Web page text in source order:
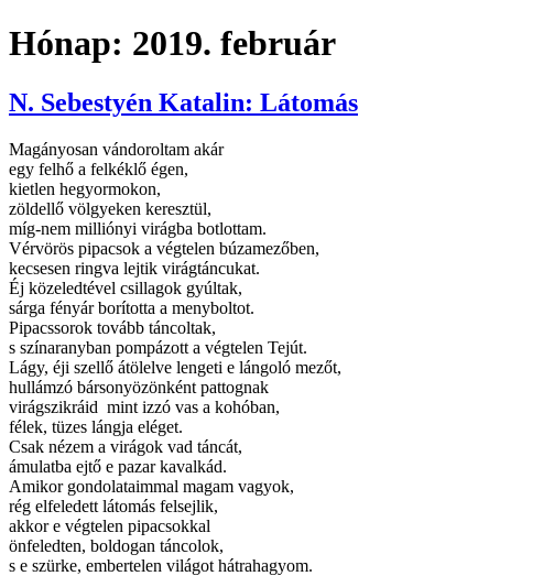
Hónap: 2019. február
N. Sebestyén Katalin: Látomás
Magányosan vándoroltam akár
egy felhő a felkéklő égen,
kietlen hegyormokon,
zöldellő völgyeken keresztül,
míg-nem milliónyi virágba botlottam.
Vérvörös pipacsok a végtelen búzamezőben,
kecsesen ringva lejtik virágtáncukat.
Éj közeledtével csillagok gyúltak,
sárga fényár borította a menyboltot.
Pipacssorok tovább táncoltak,
s színaranyban pompázott a végtelen Tejút.
Lágy, éji szellő átölelve lengeti e lángoló mezőt,
hullámzó bársonyözönként pattognak
virágszikráid mint izzó vas a kohóban,
félek, tüzes lángja eléget.
Csak nézem a virágok vad táncát,
ámulatba ejtő e pazar kavalkád.
Amikor gondolataimmal magam vagyok,
rég elfeledett látomás felsejlik,
akkor e végtelen pipacsokkal
önfeledten, boldogan táncolok,
s e szürke, embertelen világot hátrahagyom.